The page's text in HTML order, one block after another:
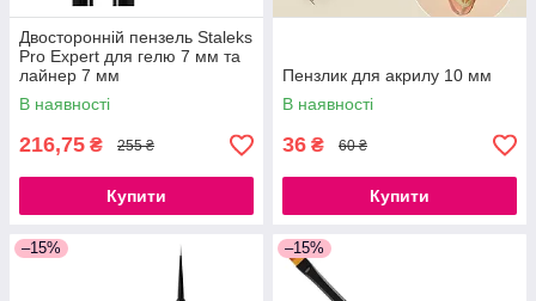
Двосторонній пензель Staleks
Pro Expert для гелю 7 мм та
лайнер 7 мм
В наявності
216,75 ₴ 255 ₴
Купити
Пензлик для акрилу 10 мм
В наявності
36 ₴ 60 ₴
Купити
–15% –15%